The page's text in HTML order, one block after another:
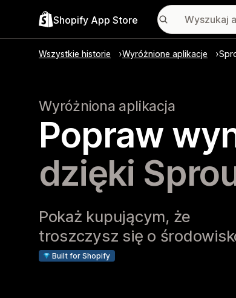
Shopify App Store
Wszystkie historie Wyróżnione aplikacje
Wyróżniona aplikacja
Popraw
dzięki
Pokaż kupującym, że
troszczysz się o
Built for Shopify